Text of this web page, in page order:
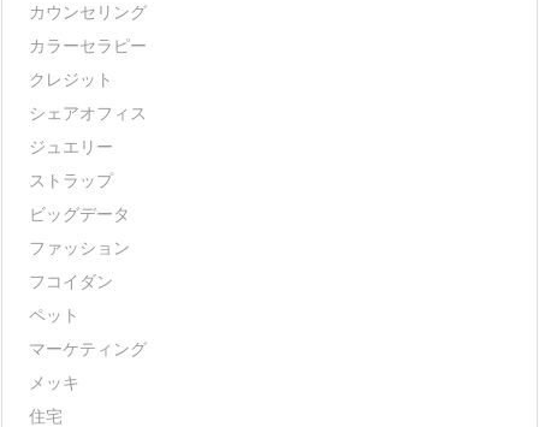
カウンセリング
カラーセラピー
クレジット
シェアオフィス
ジュエリー
ストラップ
ビッグデータ
ファッション
フコイダン
ペット
マーケティング
メッキ
住宅